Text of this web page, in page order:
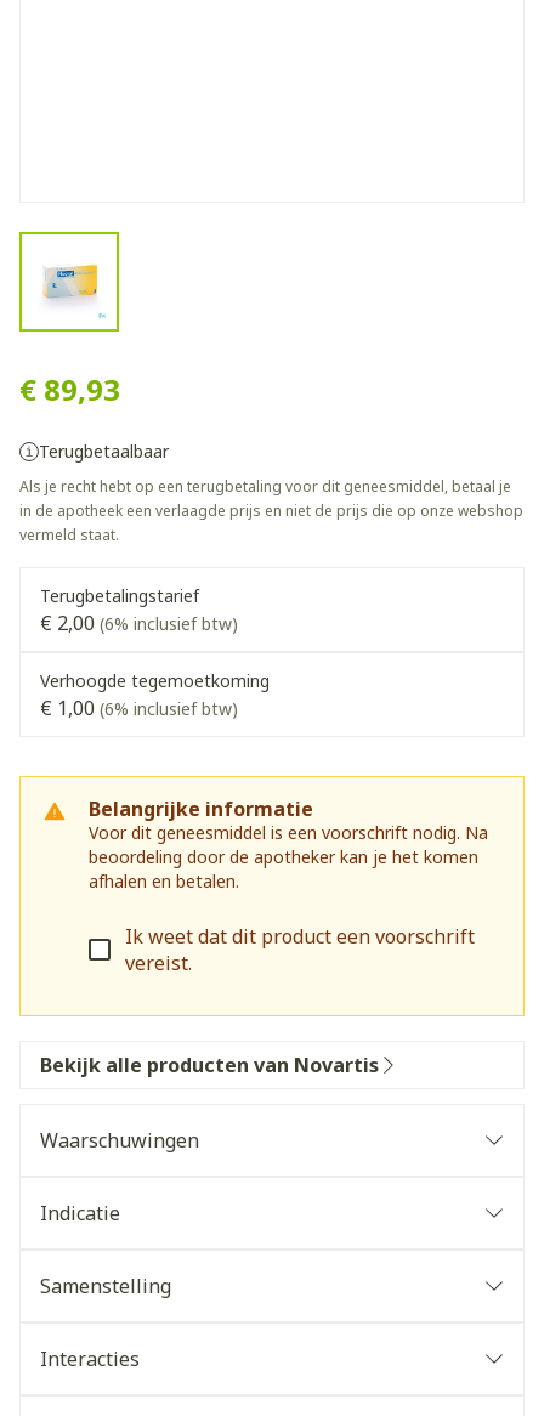
€ 89,93
Terugbetaalbaar
Als je recht hebt op een terugbetaling voor dit geneesmiddel, betaal je
in de apotheek een verlaagde prijs en niet de prijs die op onze webshop
vermeld staat.
Terugbetalingstarief
€ 2,00 (6% inclusief btw)
Verhoogde tegemoetkoming
€ 1,00 (6% inclusief btw)
Belangrijke informatie
Voor dit geneesmiddel is een voorschrift nodig. Na
beoordeling door de apotheker kan je het komen
afhalen en betalen.
Ik weet dat dit product een voorschrift
vereist.
Bekijk alle producten van Novartis
Waarschuwingen
Indicatie
transplantatie van solide organen
bij patiënten die voorheen andere
Samenstelling
Interacties